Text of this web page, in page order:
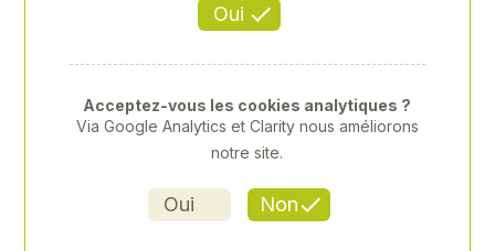
Oui
Oui Non
Acceptez-vous les cookies analytiques ?
Via Google Analytics et Clarity nous améliorons
notre site.